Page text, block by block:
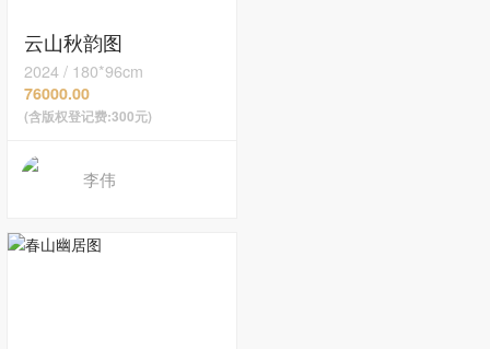
云山秋韵图
2024/ 180*96cm
76000.00
(含版权登记费:300元)
李伟